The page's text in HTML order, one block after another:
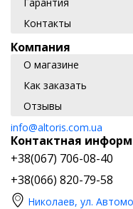
Контакты
Компания
О магазине
Как заказать
Отзывы
info@altoris.com.ua
Контактная
+38(067) 706-08-40
+38(066) 820-79-58
Николаев, ул.